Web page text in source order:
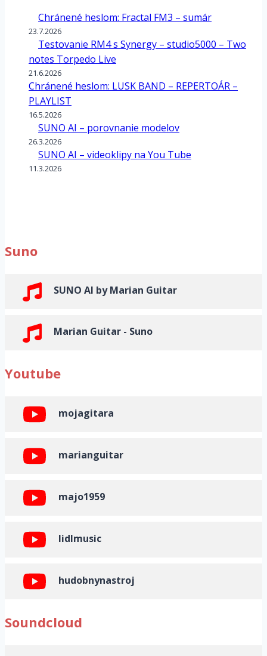
Chránené heslom: Fractal FM3 – sumár
23.7.2026
Testovanie RM4 s Synergy – studio5000 – Two
notes Torpedo Live
21.6.2026
Chránené heslom: LUSK BAND – REPERTOÁR –
PLAYLIST
16.5.2026
SUNO AI – porovnanie modelov
26.3.2026
SUNO AI – videoklipy na You Tube
11.3.2026
Suno
SUNO AI by Marian Guitar
Marian Guitar - Suno
Youtube
mojagitara
marianguitar
majo1959
lidlmusic
hudobnynastroj
Soundcloud